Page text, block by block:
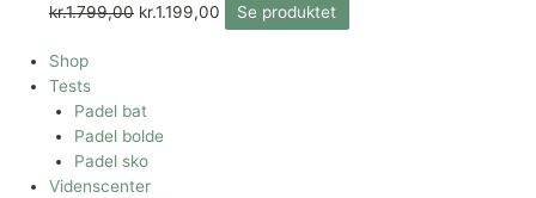
kr.1.799,00 kr.1.199,00 Se produktet
Shop
Tests
Padel bat
Padel bolde
Padel sko
Videnscenter